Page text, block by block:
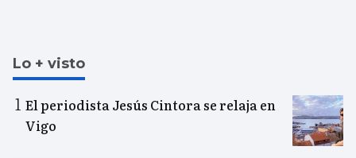
Lo + visto
El periodista Jesús Cintora se relaja en
Vigo